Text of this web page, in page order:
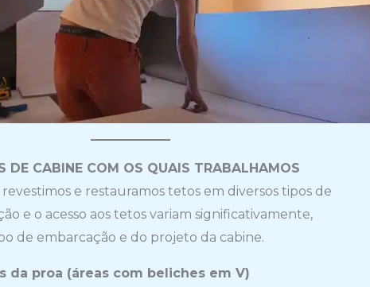
DE CABINE COM OS QUAIS TRABALHAMOS
e restauramos tetos em diversos tipos de
e o acesso aos tetos variam significativamente,
de embarcação e do projeto da cabine.
da proa (áreas com beliches em V)